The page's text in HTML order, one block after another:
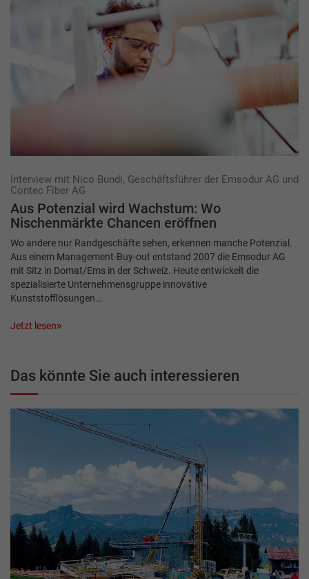
Interview mit Nico Bundi, Geschäftsführer der Emsodur AG und
Contec Fiber AG
Aus Potenzial wird Wachstum: Wo
Nischenmärkte Chancen eröffnen
Wo andere nur Randgeschäfte sehen, erkennen manche Potenzial.
Aus einem Management-Buy-out entstand 2007 die Emsodur AG
mit Sitz in Domat/Ems in der Schweiz. Heute entwickelt die
spezialisierte Unternehmensgruppe innovative
Kunststofflösungen…
Jetzt lesen
Das könnte Sie auch interessieren